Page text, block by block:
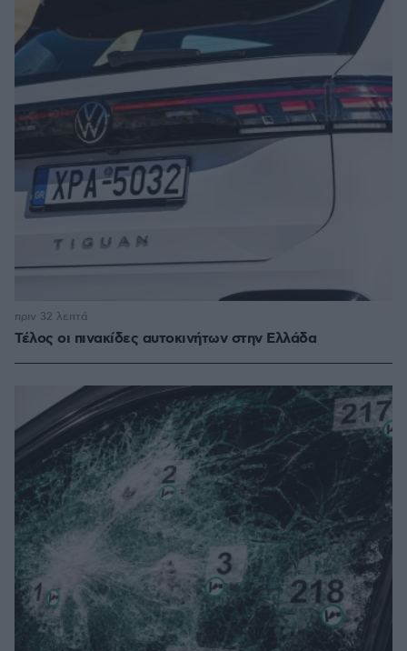
Τέλος οι πινακίδες αυτοκινήτων στην Ελλάδα
πριν 32 λεπτά